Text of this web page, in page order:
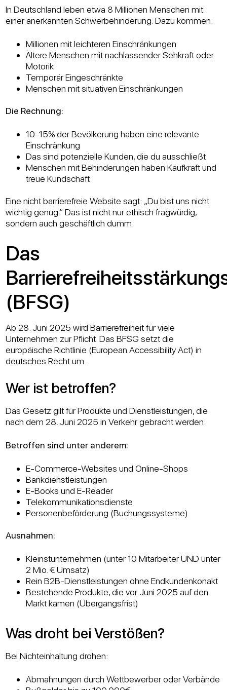
In Deutschland leben etwa 8 Millionen Menschen mit
einer anerkannten Schwerbehinderung. Dazu kommen:
Millionen mit leichteren Einschränkungen
Ältere Menschen mit nachlassender Sehkraft oder
Motorik
Temporär Eingeschränkte
Menschen mit situativen Einschränkungen
Die Rechnung:
10-15% der Bevölkerung haben eine relevante
Einschränkung
Das sind potenzielle Kunden, die du ausschließt
Menschen mit Behinderungen haben Kaufkraft und
treue Kundschaft
Eine nicht barrierefreie Website sagt: „Du bist uns nicht
wichtig genug.“ Das ist nicht nur ethisch fragwürdig,
sondern auch geschäftlich dumm.
Das
(BFSG)
Ab 28. Juni 2025 wird Barrierefreiheit für viele
Unternehmen zur Pflicht. Das BFSG setzt die
europäische Richtlinie (European Accessibility Act) in
deutsches Recht um.
Wer ist betroffen?
Das Gesetz gilt für Produkte und Dienstleistungen, die
nach dem 28. Juni 2025 in Verkehr gebracht werden:
Betroffen sind unter anderem:
E-Commerce-Websites und Online-Shops
Bankdienstleistungen
E-Books und E-Reader
Telekommunikationsdienste
Personenbeförderung (Buchungssysteme)
Ausnahmen:
Kleinstunternehmen (unter 10 Mitarbeiter UND unter
2 Mio. € Umsatz)
Rein B2B-Dienstleistungen ohne Endkundenkonakt
Bestehende Produkte, die vor Juni 2025 auf den
Markt kamen (Übergangsfrist)
Was droht bei Verstößen?
Bei Nichteinhaltung drohen:
Abmahnungen durch Wettbewerber oder Verbände